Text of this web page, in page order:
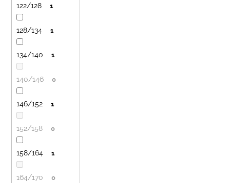
122/128 1
128/134 1
134/140 1
140/146 0
146/152 1
152/158 0
158/164 1
164/170 0